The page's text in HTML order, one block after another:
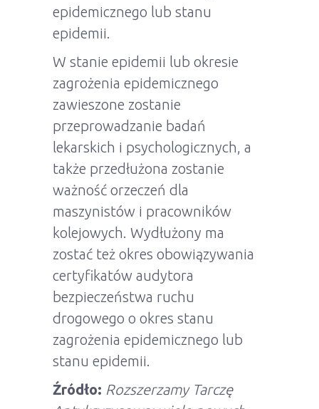
epidemicznego lub stanu
epidemii.
W stanie epidemii lub okresie
zagrożenia epidemicznego
zawieszone zostanie
przeprowadzanie badań
lekarskich i psychologicznych, a
także przedłużona zostanie
ważność orzeczeń dla
maszynistów i pracowników
kolejowych. Wydłużony ma
zostać też okres obowiązywania
certyfikatów audytora
bezpieczeństwa ruchu
drogowego o okres stanu
zagrożenia epidemicznego lub
stanu epidemii.
Źródło: Rozszerzamy Tarczę